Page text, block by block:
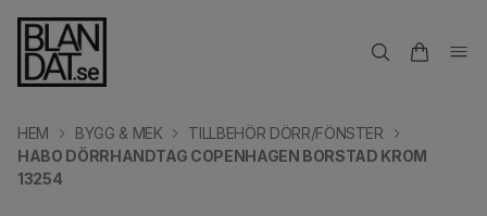
HEM BYGG & MEK
TILLBEHÖR DÖRR/FÖNSTER
HABO DÖRRHANDTAG COPENHAGEN BORSTAD KROM
13254